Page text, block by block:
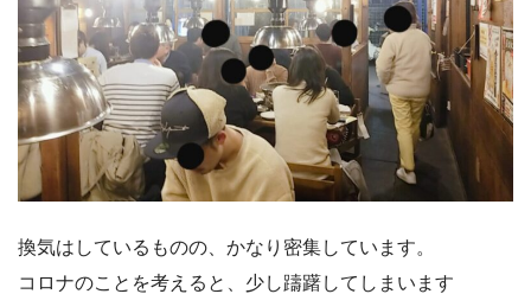
換気はしているものの、かなり密集しています。
コロナのことを考えると、少し躊躇してしまいます